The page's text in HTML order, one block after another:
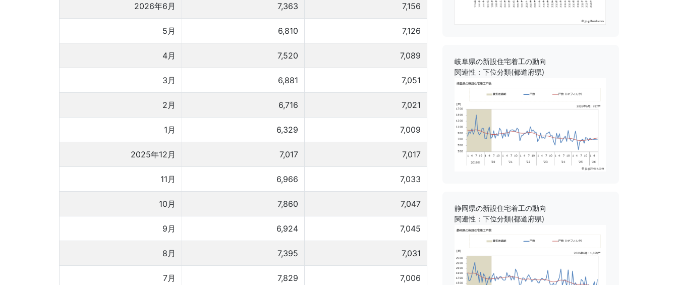
2026年6月 7,363 7,156
5月 6,810 7,126
4月 7,520 7,089
3月 6,881 7,051
2月 6,716 7,021
1月 6,329 7,009
2025年12月 7,017 7,017
11月 6,966 7,033
10月 7,860 7,047
9月 6,924 7,045
8月 7,395 7,031
7月 7,829 7,006
岐阜県の新設住宅着工の動向
関連性：下位分類(都道府県)
静岡県の新設住宅着工の動向
関連性：下位分類(都道府県)